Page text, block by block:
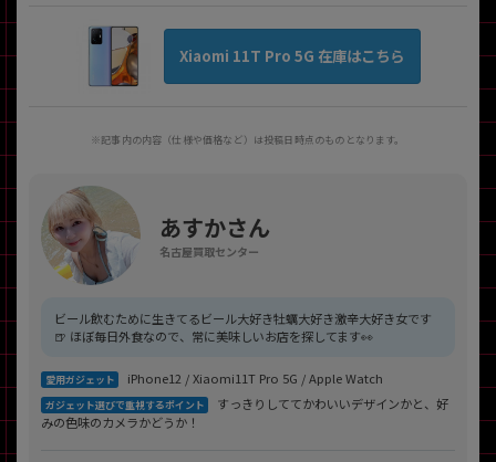
Xiaomi 11T Pro 5G 在庫はこちら
※記事内の内容（仕様や価格など）は投稿日時点のものとなります。
あすかさん
名古屋買取センター
ビール飲むために生きてるビール大好き牡蠣大好き激辛大好き女です
🍺 ほぼ毎日外食なので、常に美味しいお店を探してます👀
愛用ガジェット iPhone12 / Xiaomi11T Pro 5G / Apple Watch
ガジェット選びで重視するポイント すっきりしててかわいいデザインかと、好
みの色味のカメラかどうか！